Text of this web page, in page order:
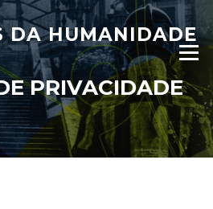
DA HUMANIDADE
Menu
PRIVACIDADE